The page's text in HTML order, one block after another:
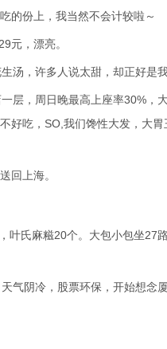
的份上，我当然不会计较啦～
元，漂亮。
汤，许多人说太甜，却正好是我
一层，周日晚最高上座率30%，
吃，SO,我们馋性大发，大
回上海。
叶氏麻糍20个。大包小包坐27
气阴冷，股票环保，开始想念